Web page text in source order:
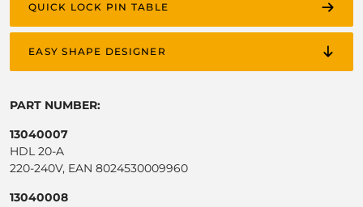
QUICK LOCK PIN TABLE
EASY SHAPE DESIGNER
PART NUMBER:
13040007
HDL 20-A
220-240V, EAN 8024530009960
13040008